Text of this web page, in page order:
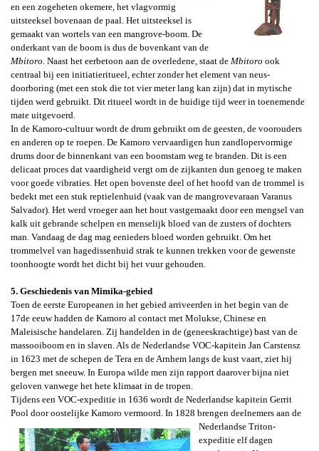
en een zogeheten okemere , het vlagvormig
uitsteeksel bovenaan de paal. Het uitsteeksel is
gemaakt van wortels van een mangrove-boom. De
onderkant van de boom is dus de bovenkant van de
Mbitoro . Naast het eerbetoon aan de overledene, staat de Mbitoro ook
centraal bij een initiatieritueel, echter zonder het element van neus-
doorboring (met een stok die tot vier meter lang kan zijn) dat in mytische
tijden werd gebruikt. Dit ritueel wordt in de huidige tijd weer in toenemende
mate uitgevoerd
In de Kamoro-cultuur wordt de drum gebruikt om de geesten, de voorouders
en anderen op te roepen. De Kamoro vervaardigen hun zandlopervormige
drums door de binnenkant van een boomstam weg te branden. Dit is een
delicaat proces dat vaardigheid vergt om de zijkanten dun genoeg te maken
voor goede vibraties. Het open bovenste deel of het hoofd van de trommel is
bedekt met een stuk reptielenhuid (vaak van de mangrovevaraan Varanus
Salvador). Het werd vroeger aan het hout vastgemaakt door een mengsel van
kalk uit gebrande schelpen en menselijk bloed van de zusters of dochters
man. Vandaag de dag mag eenieders bloed worden gebruikt. Om het
trommelvel van hagedissenhuid strak te kunnen trekken voor de gewenste
toonhoogte wordt het dicht bij het vuur gehouden.
5. Geschiedenis van Mimika-gebied
Toen de eerste Europeanen in het gebied arriveerden in het begin van de
17de eeuw hadden de Kamoro al contact met Molukse, Chinese en
Maleisische handelaren. Zij handelden in de (geneeskrachtige) bast van de
massooiboom en in slaven. Als de Nederlandse VOC-kapitein Jan Carstensz
in 1623 met de schepen de Tera en de Arnhem langs de kust vaart, ziet hij
bergen met sneeuw. In Europa wilde men zijn rapport daarover bijna niet
geloven vanwege het hete klimaat in de tropen.
Tijdens een VOC-expeditie in 1636 wordt de Nederlandse kapitein Gerrit
Pool door oostelijke Kamoro vermoord. In 1828 brengen deelnemers aan de
Nederlandse Triton-
expeditie elf dagen